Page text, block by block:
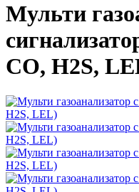
Мульти
СО, H2S,